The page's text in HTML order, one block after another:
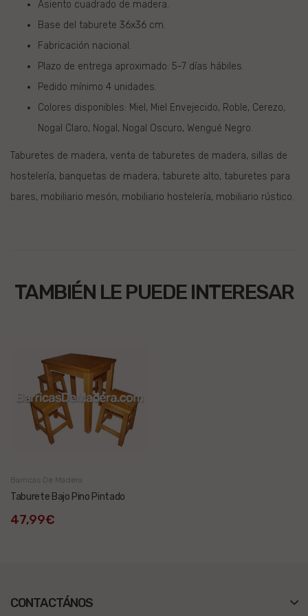
Asiento cuadrado de madera.
Base del taburete 36x36 cm.
Fabricación nacional.
Plazo de entrega aproximado: 5-7 días hábiles.
Pedido mínimo 4 unidades.
Colores disponibles: Miel, Miel Envejecido, Roble, Cerezo,
Nogal Claro, Nogal, Nogal Oscuro, Wengué Negro.
Taburetes de madera, venta de taburetes de madera, sillas de
hostelería, banquetas de madera, taburete alto, taburetes para
bares, mobiliario mesón, mobiliario hostelería, mobiliario rústico.
TAMBIÉN LE PUEDE INTERESAR
Barricas De Madera
Taburete Bajo Pino Pintado
47,99€
CONTACTÁNOS